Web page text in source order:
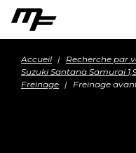
Accueil Recherche par
Suzuki Santana Samurai
Freinage
Freinage